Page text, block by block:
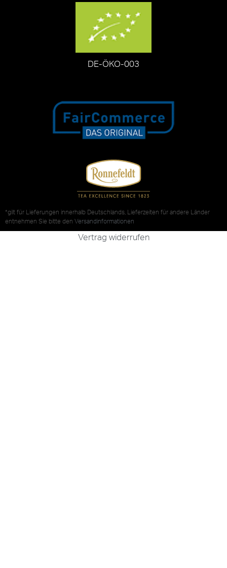
DE-ÖKO-003
*gilt für Lieferungen innerhalb Deutschlands, Lieferzeiten für andere Länder
entnehmen Sie bitte den Versandinformationen
Vertrag widerrufen